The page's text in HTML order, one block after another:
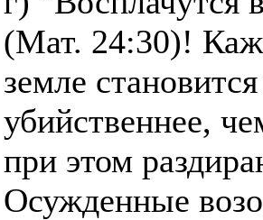
(Мат. 24:30)!
земле
убийственнее,
при этом
Осужденные